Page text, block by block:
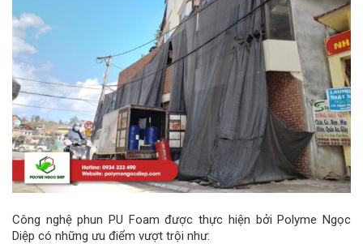
Công nghệ phun PU Foam được thực hiện bởi Polyme Ngọc
Diệp có những ưu điểm vượt trội như: